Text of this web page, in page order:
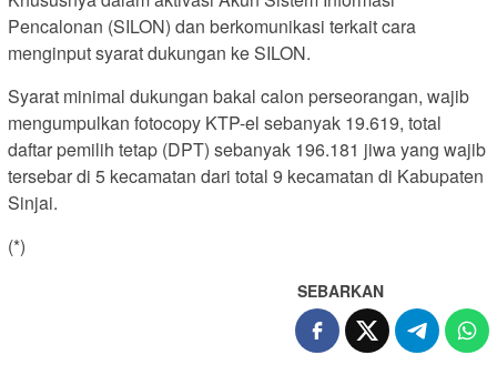
Pencalonan (SILON) dan berkomunikasi terkait cara
menginput syarat dukungan ke SILON.
Syarat minimal dukungan bakal calon perseorangan, wajib
mengumpulkan fotocopy KTP-el sebanyak 19.619, total
daftar pemilih tetap (DPT) sebanyak 196.181 jiwa yang wajib
tersebar di 5 kecamatan dari total 9 kecamatan di Kabupaten
Sinjai.
(*)
SEBARKAN